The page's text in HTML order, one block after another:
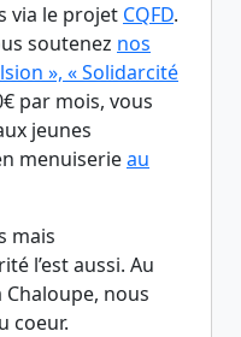
via le projet CQFD.
soutenez nos
», « Solidarcité
par mois, vous
jeunes
menuiserieau
mais
l’est aussi. Au
Chaloupe, nous
coeur.